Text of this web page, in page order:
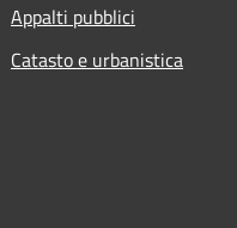
Appalti pubblici
Catasto e urbanistica